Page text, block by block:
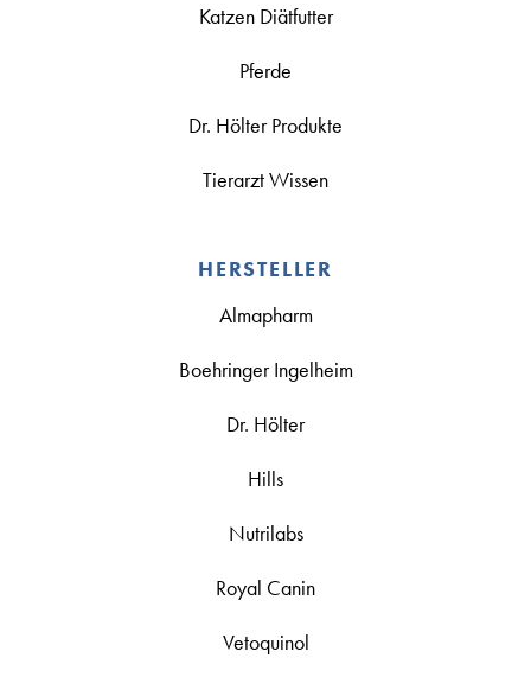
Katzen Diätfutter
Pferde
Dr. Hölter Produkte
Tierarzt Wissen
HERSTELLER
Almapharm
Boehringer Ingelheim
Dr. Hölter
Hills
Nutrilabs
Royal Canin
Vetoquinol